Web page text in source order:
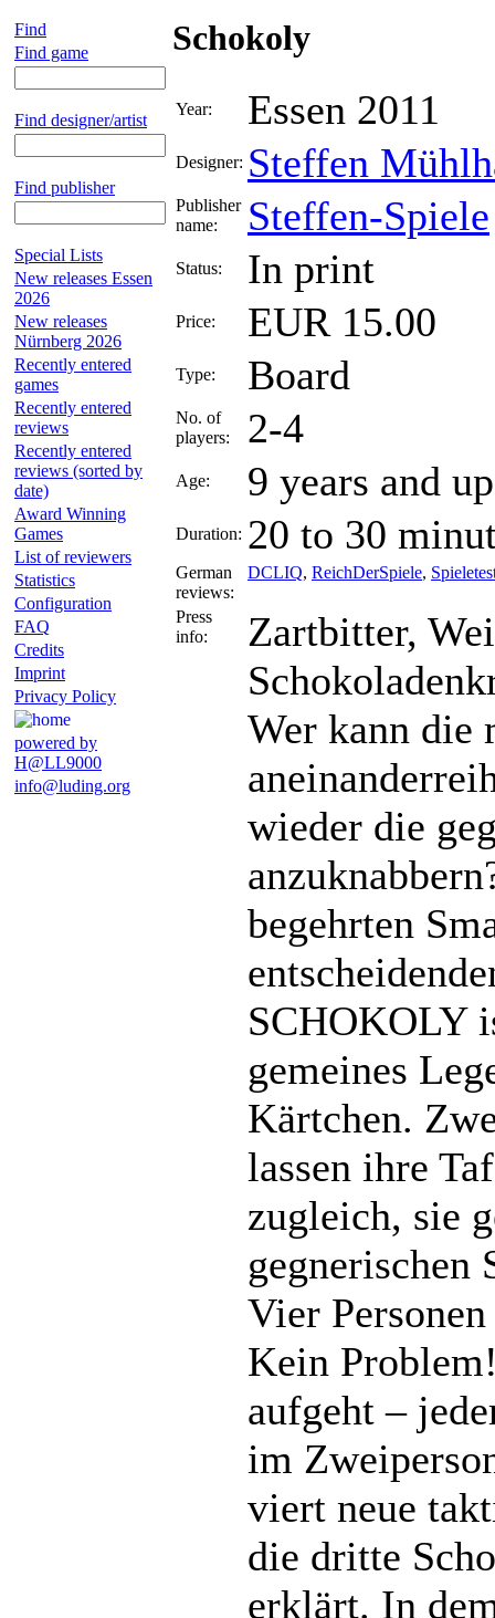
Find
Find game
Find designer/artist
Find publisher
Special Lists
New releases Essen
2026
New releases
Nürnberg 2026
Recently entered
games
Recently entered
reviews
Recently entered
reviews (sorted by
date)
Award Winning
Games
List of reviewers
Statistics
Configuration
FAQ
Credits
Imprint
Privacy Policy
powered by
H@LL9000
info@luding.org
Schokoly
Year: Essen 2011
Designer: Steffen
Publisher
name:
Steffen-Spiele
Status: In print
Price: EUR 15.00
Type: Board
No. of
players:
2-4
Age: 9 years and up
Duration: 20 to 30
German
reviews:
DCLIQ, ReichDerSpiele,
Press
info:
Zartbitter,
Wer kann die
wieder die
begehrten
SCHOKOLY
gemeines
Kärtchen.
lassen ihre
zugleich, sie
gegnerischen
Vier
Kein
aufgeht –
im
viert neue
die dritte
erklärt. In